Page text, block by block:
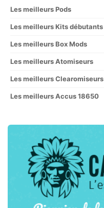
Les meilleurs Pods
Les meilleurs Kits débutants
Les meilleurs Box Mods
Les meilleurs Atomiseurs
Les meilleurs Clearomiseurs
Les meilleurs Accus 18650